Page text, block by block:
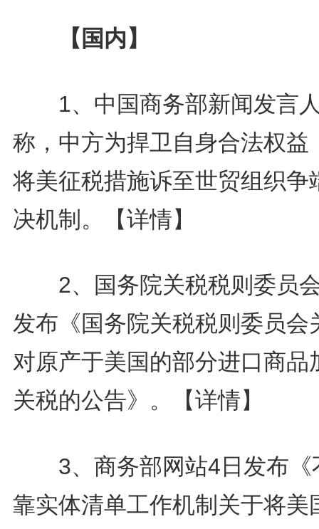
【国内】
1、中国商务部新闻发言
称，中方为捍卫自身合法权益
将美征税措施诉至世贸组织争
决机制。
【详情】
2、国务院关税税则委员
发布《国务院关税税则委员会
对原产于美国的部分进口商品
关税的公告》。
【详情】
3、商务部网站4日发布《
靠实体清单工作机制关于将美